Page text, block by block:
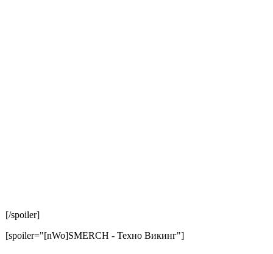
[/spoiler]
[spoiler="[nWo]SMERCH - Техно Викинг"]